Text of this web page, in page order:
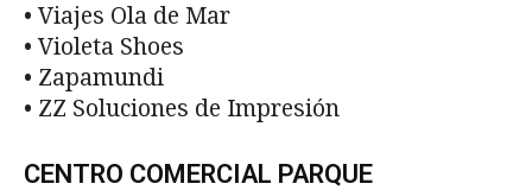
• Viajes Ola de Mar
• Violeta Shoes
• Zapamundi
• ZZ Soluciones de Impresión
CENTRO COMERCIAL PARQUE